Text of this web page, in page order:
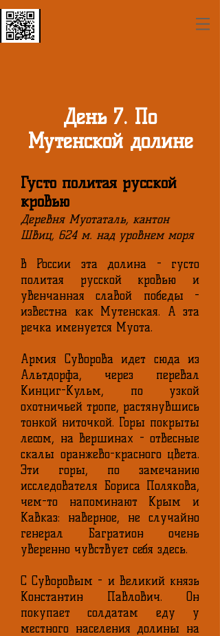
День 7. По
Мутенской долине
Густо политая русской
кровью
Деревня Муотаталь, кантон
Швиц, 624 м. над уровнем моря
В России эта долина - густо
политая русской кровью и
увенчанная славой победы -
известна как Мутенская. А эта
речка именуется Муота.
Армия Суворова идет сюда из
Альтдорфа, через перевал
Кинциг-Кульм, по узкой
охотничьей тропе, растянувшись
тонкой ниточкой. Горы покрыты
лесом, на вершинах - отвесные
скалы оранжево-красного цвета.
Эти горы, по замечанию
исследователя Бориса Полякова,
чем-то напоминают Крым и
Кавказ: наверное, не случайно
генерал Багратион очень
уверенно чувствует себя здесь.
С Суворовым - и великий князь
Константин Павлович. Он
покупает солдатам еду у
местного населения долины на